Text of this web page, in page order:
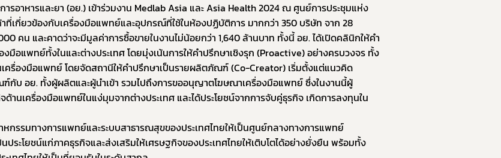
รอาหารและยา (อย.) เข้าร่วมงาน Medlab Asia และ Asia Health 2024 ณ ศูนย์การประชุมแห่ง
เกี่ยวข้องกับเครื่องมือแพทย์และอุปกรณ์ที่ใช้ในห้องปฏิบัติการ มากกว่า 350 บริษัท จาก 28
คน และคาดว่าจะมีมูลค่าการซื้อขายในงานไม่น้อยกว่า 1,640 ล้านบาท ทั้งนี้ อย. ได้เปิดคลินิกให้คำ
มือแพทย์ทั้งในและต่างประเทศ โดยมุ่งเน้นการให้คำปรึกษาเชิงรุก (Proactive) อย่างครบวงจร ทั้ง
รื่องมือแพทย์ โดยจัดสถานีให้คำปรึกษาเป็นรายผลิตภัณฑ์ (Co-Creator) เริ่มตั้งแต่แนวคิด
กับ อย. ทั้งผู้ผลิตและผู้นำเข้า รวมไปถึงการขออนุญาตโฆษณาเครื่องมือแพทย์ ซึ่งในงานนี้ผู้
จด้านเครื่องมือแพทย์ในแง่มุมจากต่างประเทศ และได้ประโยชน์จากการจับคู่ธุรกิจ เกิดการลงทุนใน
กรรมทางการแพทย์และระบบสาธารณสุขของประเทศไทยให้เป็นศูนย์กลางทางการแพทย์
ระโยชน์แก่ภาคธุรกิจและส่งเสริมให้เศรษฐกิจของประเทศไทยให้เติบโตได้อย่างยั่งยืน พร้อมทั้ง